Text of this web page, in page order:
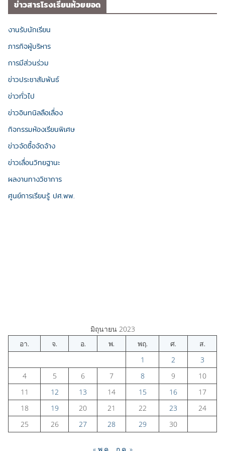
ข่าวสารโรงเรียนห้วยยอด
งานรับนักเรียน
ภารกิจผู้บริหาร
การมีส่วนร่วม
ข่าวประชาสัมพันธ์
ข่าวทั่วไป
ข่าวอินทนิลลือเลื่อง
กิจกรรมห้องเรียนพิเศษ
ข่าวจัดซื้อจัดจ้าง
ข่าวเลื่อนวิทยฐานะ
ผลงานทางวิชาการ
ศูนย์การเรียนรู้ ปศ.พพ.
มิถุนายน 2023
อา.
จ. อ. พ. พฤ. ศ.
ส.
1
2
3
4
5 6 7 8 9
10
11
12 13 14 15 16
17
18
19 20 21 22 23
24
25
26 27 28 29 30